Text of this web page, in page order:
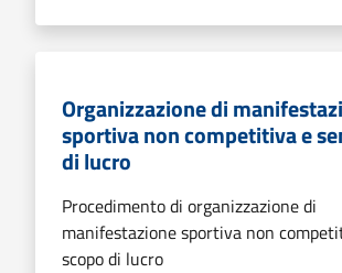
Organizzazione di
sportiva non competitiva e
di lucro
Procedimento di organizzazione di
manifestazione sportiva non
scopo di lucro